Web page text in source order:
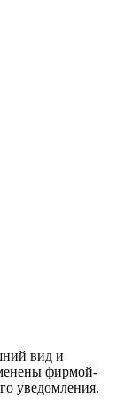
вид и
фирмой-
уведомления.